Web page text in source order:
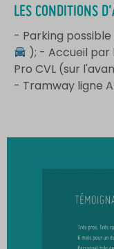
LES CONDITIONS
- Parking
); - Accueil
Pro CVL (sur
- Tramway ligne